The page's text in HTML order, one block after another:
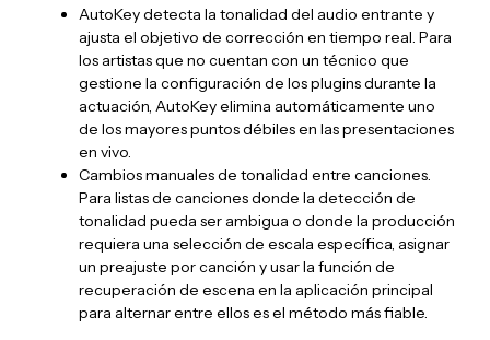
AutoKey detecta la tonalidad del audio entrante y
ajusta el objetivo de corrección en tiempo real. Para
los artistas que no cuentan con un técnico que
gestione la configuración de los plugins durante la
actuación, AutoKey elimina automáticamente uno
de los mayores puntos débiles en las presentaciones
en vivo.
Cambios manuales de tonalidad entre canciones.
Para listas de canciones donde la detección de
tonalidad pueda ser ambigua o donde la producción
requiera una selección de escala específica, asignar
un preajuste por canción y usar la función de
recuperación de escena en la aplicación principal
para alternar entre ellos es el método más fiable.